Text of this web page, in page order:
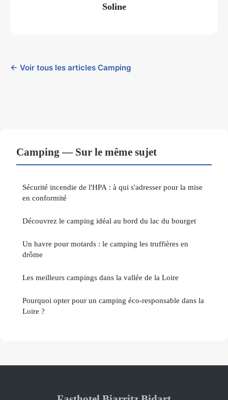
Soline
← Voir tous les articles Camping
Camping — Sur le même sujet
Sécurité incendie de l'HPA : à qui s'adresser pour la mise
en conformité
Découvrez le camping idéal au bord du lac du bourget
Un havre pour motards : le camping les truffières en
drôme
Les meilleurs campings dans la vallée de la Loire
Pourquoi opter pour un camping éco-responsable dans la
Loire ?